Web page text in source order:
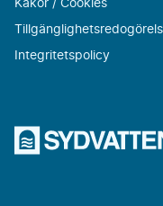
Kakor / Cookies
Integritetspolicy